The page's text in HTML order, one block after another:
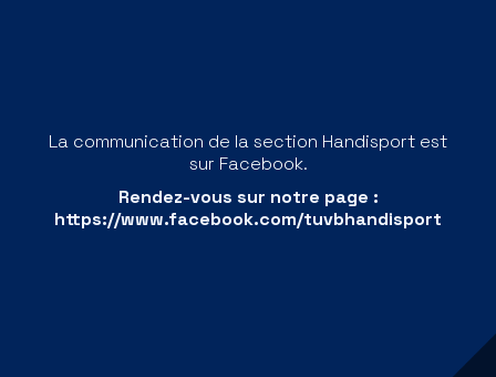
La communication de la section Handisport est
sur Facebook.
Rendez-vous sur notre page :
https://www.facebook.com/tuvbhandisport